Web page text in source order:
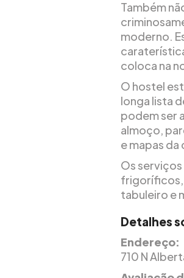
Também
moderno.
coloca na
O hostel
longa lista
podem ser
almoço,
e mapas da
Os
frigoríficos,
tabuleiro e
Detalhes
Endereço:
710 N